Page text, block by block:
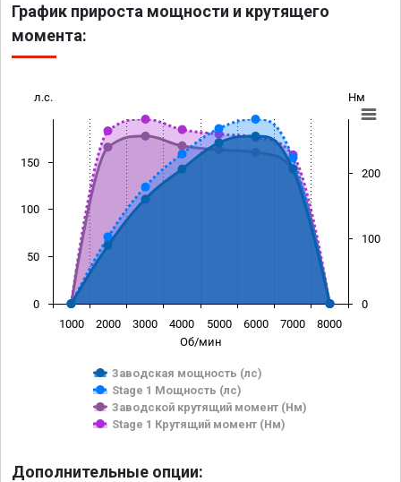
График прироста мощности и крутящего
момента:
Об/мин
л.с. Нм
Заводская мощность (лс)
Stage 1 Мощность (лс)
Заводской крутящий момент (Нм)
Stage 1 Крутящий момент (Нм)
1000 2000 3000 4000 5000 6000 7000 8000
0
50
100
150
0
100
200
Дополнительные опции: